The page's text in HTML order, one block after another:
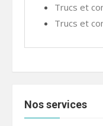
Trucs et
Trucs et
Nos services